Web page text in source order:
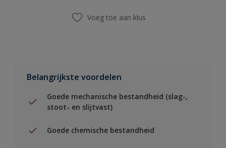
Voeg toe aan klus
Belangrijkste voordelen
Goede mechanische bestandheid (slag-,
stoot- en slijtvast)
Goede chemische bestandheid